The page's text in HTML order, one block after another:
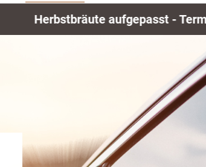
- Termine noch verfügbar-